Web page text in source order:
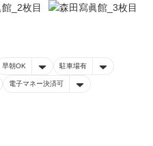
早朝OK 駐車場有
電子マネー決済可